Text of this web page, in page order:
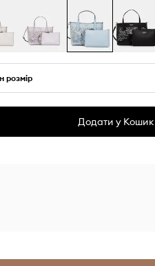
розмір
Додати у Кошик